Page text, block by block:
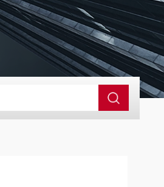
帐篷测量仪 E3Z-BOMRON放大器